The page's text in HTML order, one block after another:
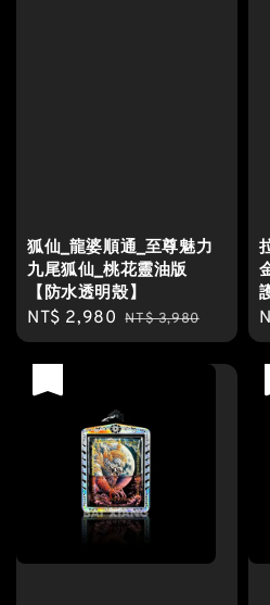
狐仙_龍婆順通_至尊魅力
九尾狐仙_桃花靈油版
【防水透明殼】
Sale
price
NT$ 2,980 Regular
price
NT$ 3,980